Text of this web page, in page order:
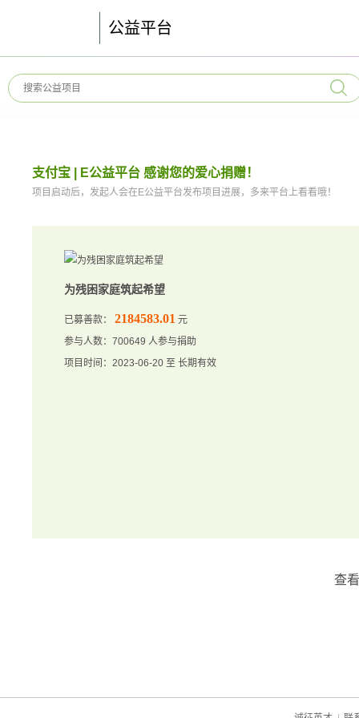
公益平台
支付宝 | E公益平台 感谢您的爱心捐赠！
项目启动后，发起人会在E公益平台发布项目进展，多来平台上看看哦！
为残困家庭筑起希望
已募善款： 2184583.01 元
参与人数：700649 人参与捐助
项目时间：2023-06-20 至 长期有效
查看